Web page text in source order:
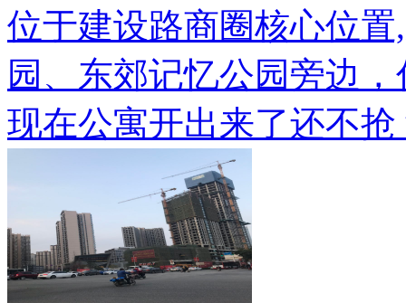
位于建设路商圈核心位
园、东郊记忆公园旁边
现在公寓开出来了还不